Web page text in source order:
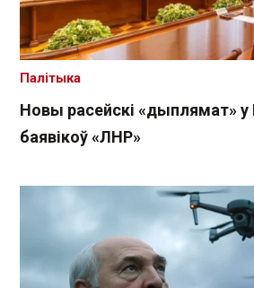
Новы расейскі «дыплямат» у
баявікоў «ЛНР»
Палітыка